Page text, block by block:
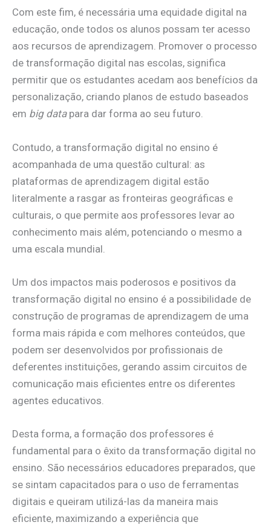
Com este fim, é necessária uma equidade digital na
educação, onde todos os alunos possam ter acesso
aos recursos de aprendizagem. Promover o processo
de transformação digital nas escolas, significa
permitir que os estudantes acedam aos benefícios da
personalização, criando planos de estudo baseados
em big datapara dar forma ao seu futuro.
Contudo, a transformação digital no ensino é
acompanhada de uma questão cultural: as
plataformas de aprendizagem digital estão
literalmente a rasgar as fronteiras geográficas e
culturais, o que permite aos professores levar ao
conhecimento mais além, potenciando o mesmo a
uma escala mundial.
Um dos impactos mais poderosos e positivos da
transformação digital no ensino é a possibilidade de
construção de programas de aprendizagem de uma
forma mais rápida e com melhores conteúdos, que
podem ser desenvolvidos por profissionais de
deferentes instituições, gerando assim circuitos de
comunicação mais eficientes entre os diferentes
agentes educativos.
Desta forma, a formação dos professores é
fundamental para o êxito da transformação digital no
ensino. São necessários educadores preparados, que
se sintam capacitados para o uso de ferramentas
digitais e queiram utilizá-las da maneira mais
eficiente, maximizando a experiência que